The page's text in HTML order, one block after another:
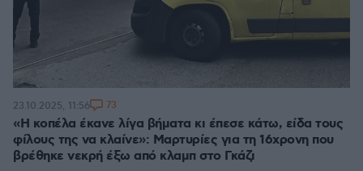
«Η κοπέλα έκανε λίγα βήματα κι έπεσε κάτω, είδα τους
φίλους της να κλαίνε»: Μαρτυρίες για τη 16χρονη που
βρέθηκε νεκρή έξω από κλαμπ στο Γκάζι
23.10.2025, 11:56 73